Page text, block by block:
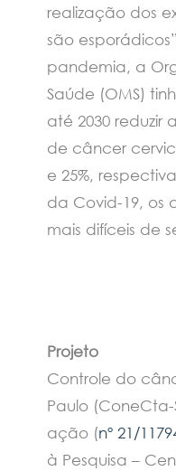
realização dos
são
pandemia, a
Saúde (OMS)
até 2030 reduzir
de câncer
e 25%,
da Covid-19, os
mais difíceis de
Projeto
Controle do
Paulo
ação (nº 21/
à Pesquisa –